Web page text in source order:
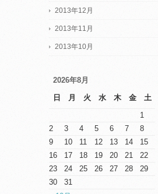
2013年12月
2013年11月
2013年10月
2026年8月
日
月 火 水 木 金
土
1
2
3 4 5 6 7
8
9
10 11 12 13 14
15
16
17 18 19 20 21
22
23
24 25 26 27 28
29
30
31